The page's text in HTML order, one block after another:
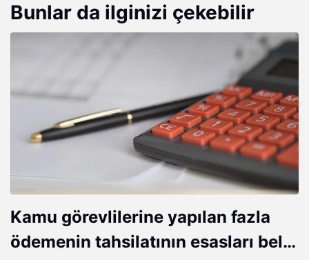
Bunlar da ilginizi çekebilir
Kamu görevlilerine yapılan fazla
ödemenin tahsilatının esasları belli